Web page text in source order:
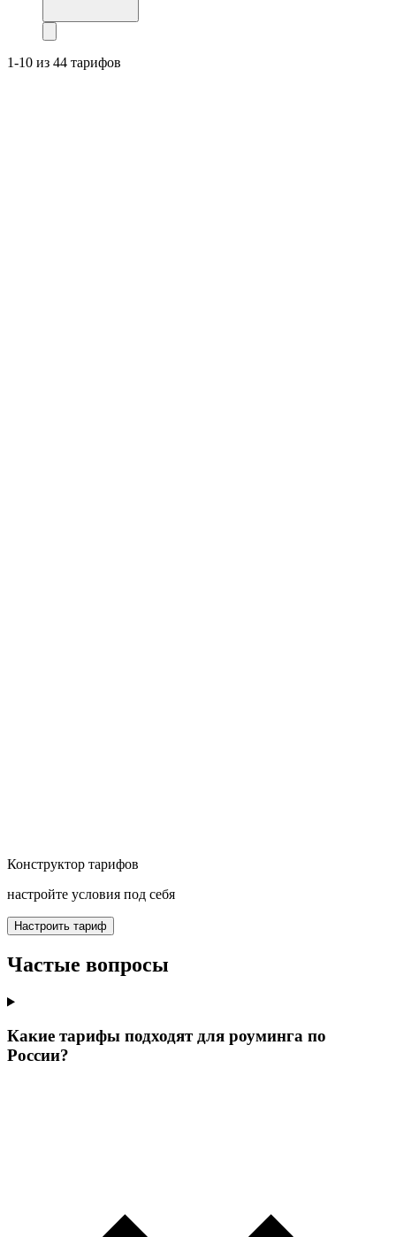
1-10 из 44 тарифов
Конструктор тарифов
настройте условия под себя
Настроить тариф
Частые вопросы
Какие тарифы подходят для роуминга по
России?